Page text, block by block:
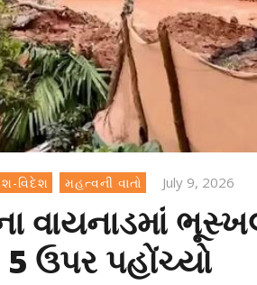
વિદેશ મહત્વની વાતો July 9, 2026
વાયનાડમાં
5 ઉપર પહોંચ્યો